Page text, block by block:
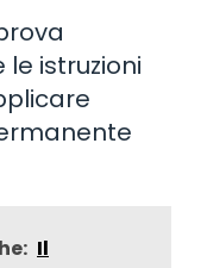
istruzioni
Il